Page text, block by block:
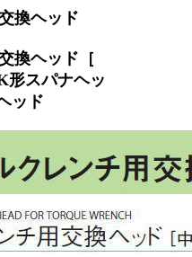
換ヘッド
換ヘッド［
形スパナヘッ
ッド